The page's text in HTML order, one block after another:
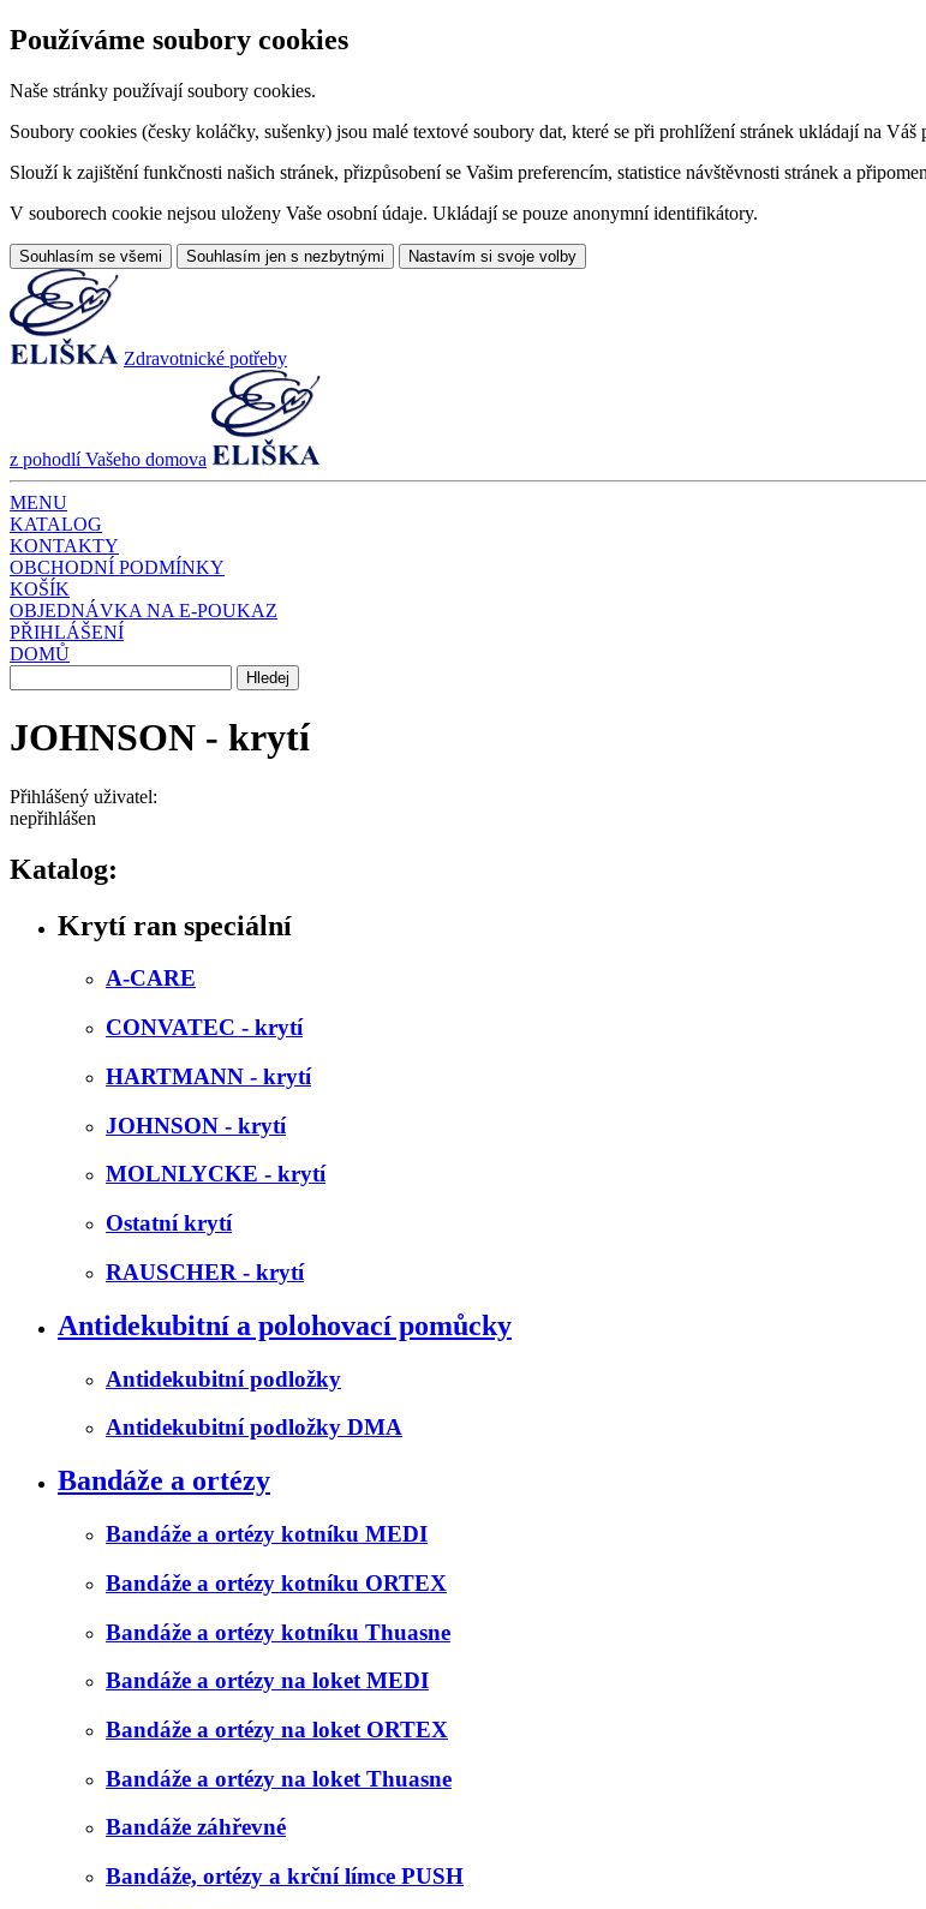
Používáme soubory cookies
Naše stránky používají soubory cookies.
Soubory cookies (česky koláčky, sušenky) jsou malé textové soubory dat, které se při prohlížení stránek ukládají na Váš
Slouží k zajištění funkčnosti našich stránek, přizpůsobení se Vašim preferencím, statistice návštěvnosti stránek a
V souborech cookie nejsou uloženy Vaše osobní údaje. Ukládají se pouze anonymní identifikátory.
Souhlasím se všemi Souhlasím jen s nezbytnými Nastavím si svoje volby
Zdravotnické potřeby
z pohodlí Vašeho domova
MENU
KATALOG
KONTAKTY
OBCHODNÍ PODMÍNKY
KOŠÍK
OBJEDNÁVKA NA E-POUKAZ
PŘIHLÁŠENÍ
DOMŮ
JOHNSON - krytí
Přihlášený uživatel:
nepřihlášen
Katalog:
Krytí ran speciální
A-CARE
CONVATEC - krytí
HARTMANN - krytí
JOHNSON - krytí
MOLNLYCKE - krytí
Ostatní krytí
RAUSCHER - krytí
Antidekubitní a polohovací pomůcky
Antidekubitní podložky
Antidekubitní podložky DMA
Bandáže a ortézy
Bandáže a ortézy kotníku MEDI
Bandáže a ortézy kotníku ORTEX
Bandáže a ortézy kotníku Thuasne
Bandáže a ortézy na loket MEDI
Bandáže a ortézy na loket ORTEX
Bandáže a ortézy na loket Thuasne
Bandáže záhřevné
Bandáže, ortézy a krční límce PUSH